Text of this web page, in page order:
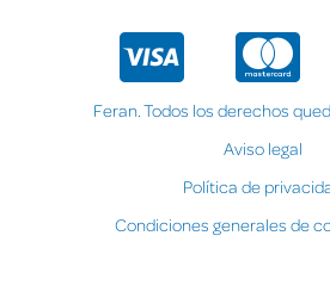
Feran. Todos los derechos
Aviso legal
Política de
Condiciones generales de